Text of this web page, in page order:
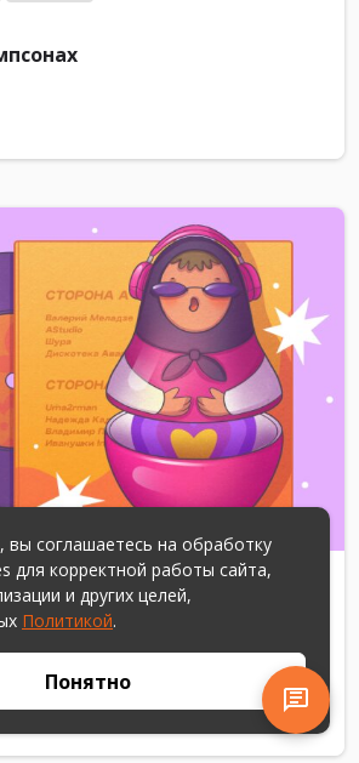
45 мин
вы соглашаетесь на обработку
для корректной работы сайта,
и других целей,
Политикой.
Понятно